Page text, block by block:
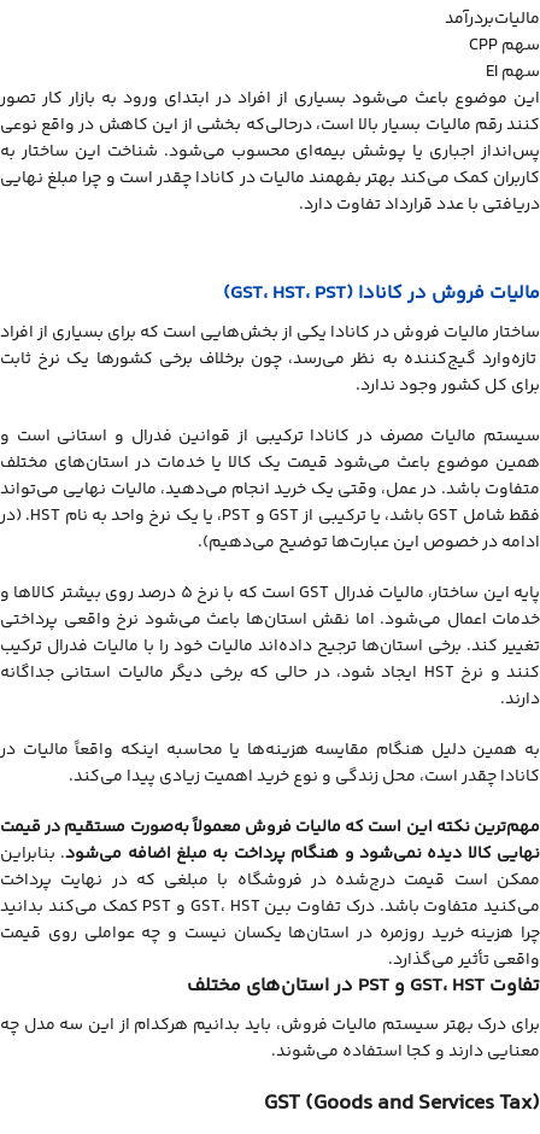
مالیات‌بردرآمد
سهم CPP
سهم EI
این موضوع باعث می‌شود بسیاری از افراد در ابتدای ورود به بازار کار تصور
کنند رقم مالیات بسیار بالا است، درحالی‌که بخشی از این کاهش در واقع نوعی
پس‌انداز اجباری یا پوشش بیمه‌ای محسوب می‌شود. شناخت این ساختار به
کاربران کمک می‌کند بهتر بفهمند مالیات در کانادا چقدر است و چرا مبلغ نهایی
دریافتی با عدد قرارداد تفاوت دارد.
مالیات فروش در کانادا (GST، HST، PST)
ساختار مالیات فروش در کانادا یکی از بخش‌هایی است که برای بسیاری از افراد
تازه‌وارد گیج‌کننده به نظر می‌رسد، چون برخلاف برخی کشورها یک نرخ ثابت
برای کل کشور وجود ندارد.
سیستم مالیات مصرف در کانادا ترکیبی از قوانین فدرال و استانی است و
همین موضوع باعث می‌شود قیمت یک کالا یا خدمات در استان‌های مختلف
متفاوت باشد. در عمل، وقتی یک خرید انجام می‌دهید، مالیات نهایی می‌تواند
فقط شامل GST باشد، یا ترکیبی از GST و PST، یا یک نرخ واحد به نام HST. (در
ادامه در خصوص این عبارت‌ها توضیح می‌دهیم).
پایه این ساختار، مالیات فدرال GST است که با نرخ 5 درصد روی بیشتر کالاها و
خدمات اعمال می‌شود. اما نقش استان‌ها باعث می‌شود نرخ واقعی پرداختی
تغییر کند. برخی استان‌ها ترجیح داده‌اند مالیات خود را با مالیات فدرال ترکیب
کنند و نرخ HST ایجاد شود، در حالی که برخی دیگر مالیات استانی جداگانه
دارند.
به همین دلیل هنگام مقایسه هزینه‌ها یا محاسبه اینکه واقعاً مالیات در
کانادا چقدر است، محل زندگی و نوع خرید اهمیت زیادی پیدا می‌کند.
مهم‌ترین نکته این است که مالیات فروش معمولاً به‌صورت مستقیم در قیمت
نهایی کالا دیده نمی‌شود و هنگام پرداخت به مبلغ اضافه می‌شود. بنابراین
ممکن است قیمت درج‌شده در فروشگاه با مبلغی که در نهایت پرداخت
می‌کنید متفاوت باشد. درک تفاوت بین GST، HST و PST کمک می‌کند بدانید
چرا هزینه خرید روزمره در استان‌ها یکسان نیست و چه عواملی روی قیمت
واقعی تأثیر می‌گذارد.
تفاوت GST، HST و PST در استان‌های مختلف
برای درک بهتر سیستم مالیات فروش، باید بدانیم هرکدام از این سه مدل چه
معنایی دارند و کجا استفاده می‌شوند.
GST (Goods and Services Tax)